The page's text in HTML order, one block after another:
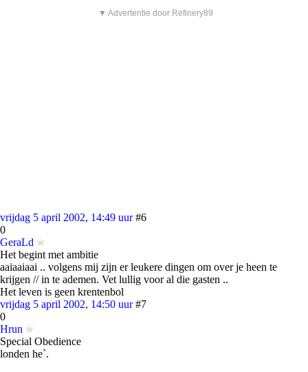
▼ Advertentie door Refinery89
vrijdag 5 april 2002, 14:49 uur #6
0
GeraLd
Het begint met ambitie
aaiaaiaai .. volgens mij zijn er leukere dingen om over je heen te
krijgen // in te ademen. Vet lullig voor al die gasten ..
Het leven is geen krentenbol
vrijdag 5 april 2002, 14:50 uur #7
0
Hrun
Special Obedience
londen he`.